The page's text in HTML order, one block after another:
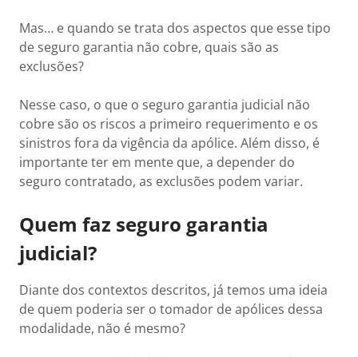
Mas… e quando se trata dos aspectos que esse tipo
de seguro garantia não cobre, quais são as
exclusões?
Nesse caso, o que o seguro garantia judicial não
cobre são os riscos a primeiro requerimento e os
sinistros fora da vigência da apólice. Além disso, é
importante ter em mente que, a depender do
seguro contratado, as exclusões podem variar.
Quem faz seguro garantia
judicial?
Diante dos contextos descritos, já temos uma ideia
de quem poderia ser o tomador de apólices dessa
modalidade, não é mesmo?